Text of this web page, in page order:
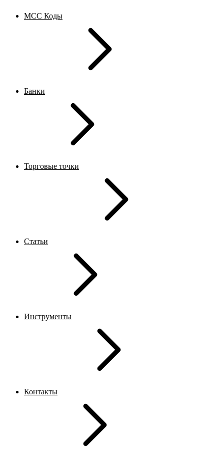
MCC Коды
Банки
Торговые точки
Статьи
Инструменты
Контакты